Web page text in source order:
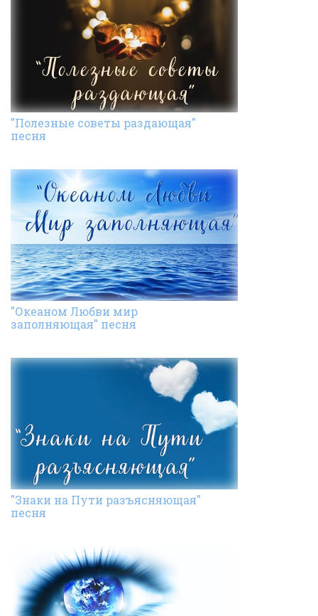
"Полезные советы раздающая"
песня
"Океаном Любви мир
заполняющая" песня
"Знаки на Пути разъясняющая"
песня